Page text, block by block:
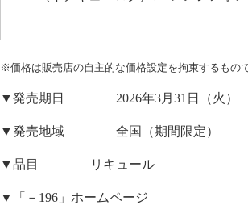
※価格は販売店の自主的な価格設定を拘束するもの
▼発売期日 2026年3月31日（火）
▼発売地域 全国（期間限定）
▼品目 リキュール
▼「－196」ホームページ